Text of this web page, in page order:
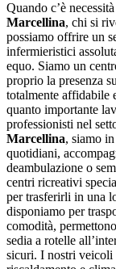
Quando c’è
Marcellina, chi si
possiamo offrire un
infermieristici
equo. Siamo un
proprio la presenza
totalmente affidabile
quanto importante
professionisti nel
Marcellina, siamo
quotidiani,
deambulazione o
centri ricreativi
per trasferirli in una
disponiamo per
comodità,
sedia a rotelle
sicuri. I nostri veicoli